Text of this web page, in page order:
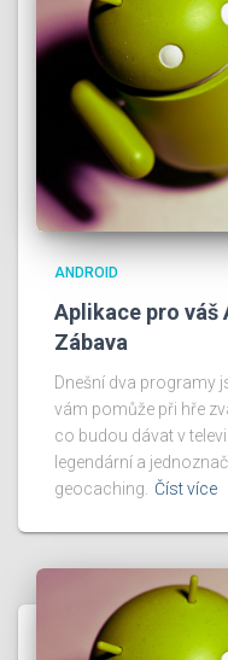
ANDROID
Aplikace pro váš
Zábava
Dnešní dva programy
vám pomůže při hře
co budou dávat v
legendární a
geocaching.
Číst více